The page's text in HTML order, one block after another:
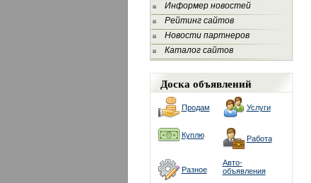
Информер новостей
Рейтинг сайтов
Новости партнеров
Каталог сайтов
Доска объявлений
Продам Услуги
Куплю Работа
Разное
Авто-
объявления